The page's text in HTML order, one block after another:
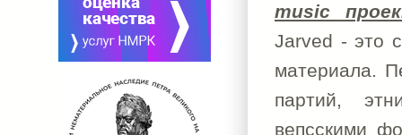
music
Jarved - это
материала.
партий,
вепсскими